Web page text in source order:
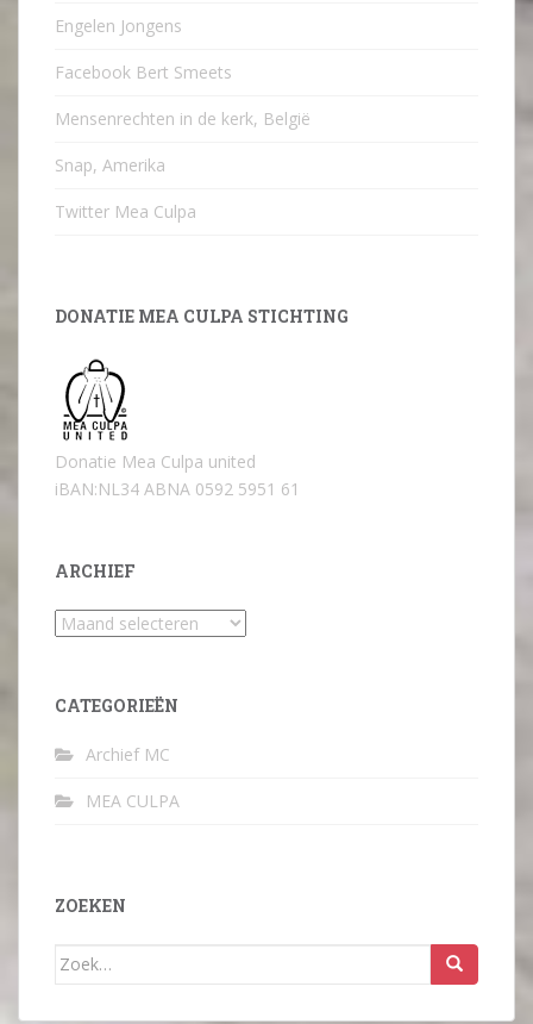
Engelen Jongens
Facebook Bert Smeets
Mensenrechten in de kerk, België
Snap, Amerika
Twitter Mea Culpa
DONATIE MEA CULPA STICHTING
Donatie Mea Culpa united
iBAN:NL34 ABNA 0592 5951 61
ARCHIEF
Archief
CATEGORIEËN
Archief MC
MEA CULPA
ZOEKEN
Zoek